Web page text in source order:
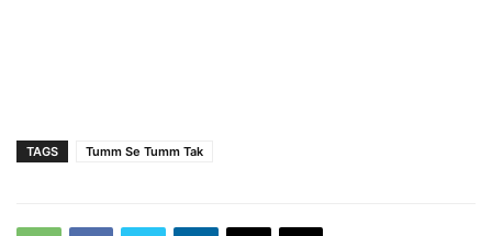
TAGS Tumm Se Tumm Tak